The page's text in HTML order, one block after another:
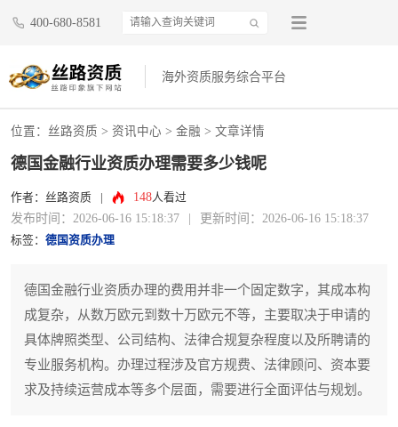
400-680-8581
海外资质服务综合平台
位置： 丝路资质 > 资讯中心 > 金融 > 文章详情
德国金融行业资质办理需要多少钱呢
作者：丝路资质 148人看过
发布时间：2026-06-16 15:18:37 更新时间：2026-06-16 15:18:37
标签： 德国资质办理
德国金融行业资质办理的费用并非一个固定数字，其成本构
成复杂，从数万欧元到数十万欧元不等，主要取决于申请的
具体牌照类型、公司结构、法律合规复杂程度以及所聘请的
专业服务机构。办理过程涉及官方规费、法律顾问、资本要
求及持续运营成本等多个层面，需要进行全面评估与规划。